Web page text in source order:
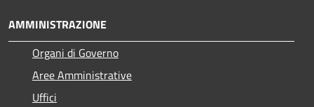
AMMINISTRAZIONE
Organi di Governo
Aree Amministrative
Uffici